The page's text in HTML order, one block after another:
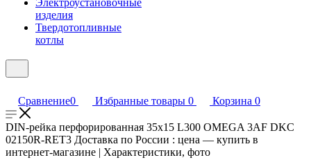
Электроустановочные
изделия
Твердотопливные
котлы
Сравнение0 Избранные товары 0 Корзина 0
DIN-рейка перфорированная 35х15 L300 OMEGA 3AF DKC
02150R-RET3 Доставка по России : цена — купить в
интернет-магазине | Характеристики, фото